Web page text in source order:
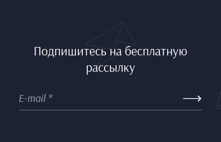
Подпишитесь на бесплатную
рассылку